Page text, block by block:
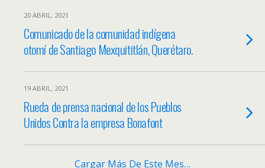
20 ABRIL, 2021
Comunicado de la comunidad indígena
otomí de Santiago Mexquititlán, Querétaro.
19 ABRIL, 2021
Rueda de prensa nacional de los Pueblos
Unidos Contra la empresa Bonafont
Cargar Más De Este Mes…